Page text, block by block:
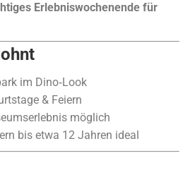
Erlebniswochenende für
im Dino‑Look
& Feiern
möglich
bis etwa 12 Jahren ideal